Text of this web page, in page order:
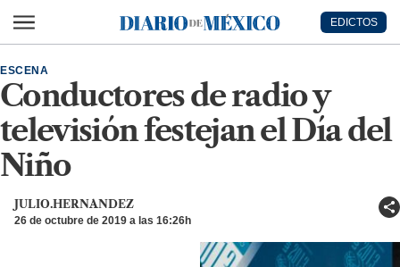
Diario de México
EDICTOS
Conductores de radio y
televisión festejan el Día del
Niño
ESCENA
JULIO.HERNANDEZ
26 de octubre de 2019 a las 16:26h